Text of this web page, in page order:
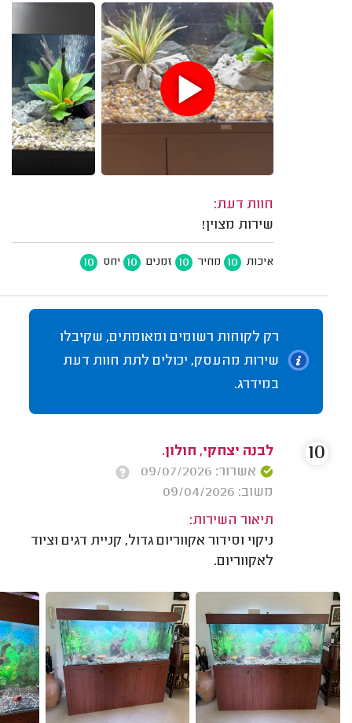
חוות דעת:
שירות מצוין!
איכות 10 מחיר 10 זמנים 10 יחס 10
רק לקוחות רשומים ומאומתים, שקיבלו
שירות מהעסק, יכולים לתת חוות דעת
במידרג.
לבנה יצחקי, חולון.
אשרור: 09/07/2026
משוב: 09/04/2026
תיאור השירות:
ניקוי וסידור אקווריום גדול, קניית דגים וציוד
לאקווריום.
10